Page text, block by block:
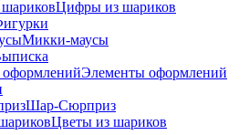
Цифры из шариков
Микки-маусы
Элементы оформлений
Шар-Сюрприз
Цветы из шариков